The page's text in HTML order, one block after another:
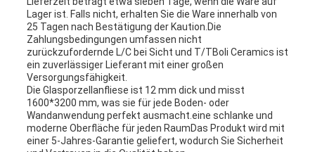
Lager ist. Falls nicht, erhalten Sie die Ware innerhalb von
25 Tagen nach Bestätigung der Kaution.Die
Zahlungsbedingungen umfassen nicht
zurückzufordernde L/C bei Sicht und T/TBoli Ceramics ist
ein zuverlässiger Lieferant mit einer großen
Versorgungsfähigkeit.
Die Glasporzellanfliese ist 12 mm dick und misst
1600*3200 mm, was sie für jede Boden- oder
Wandanwendung perfekt ausmacht.eine schlanke und
moderne Oberfläche für jeden RaumDas Produkt wird mit
einer 5-Jahres-Garantie geliefert, wodurch Sie Sicherheit